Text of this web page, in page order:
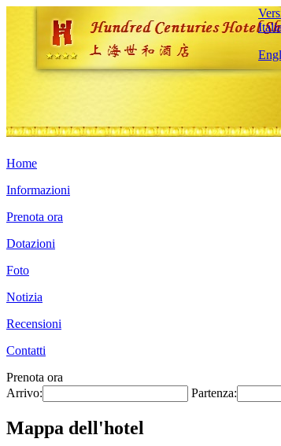
Home
Informazioni
Prenota ora
Dotazioni
Foto
Notizia
Recensioni
Contatti
Prenota ora
Arrivo:
Partenza:
Mappa dell'hotel